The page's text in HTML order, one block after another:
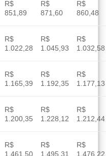
R$
851,89
R$
871,60
R$
860,48
R$
1.022,28
R$
1.045,93
R$
1.032,58
R$
1.165,39
R$
1.192,35
R$
1.177,13
R$
1.200,35
R$
1.228,12
R$
1.212,44
R$
1.461,50
R$
1.495,31
R$
1.476,22